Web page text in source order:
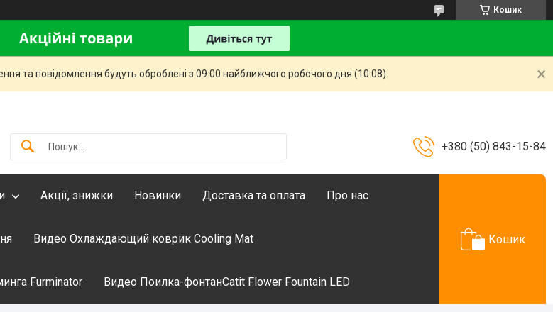
Кошик
та повідомлення будуть оброблені з 09:00 найближчого робочого дня (10.08).
+380 (50) 843-15-84
Акції, знижки Новинки Доставка та оплата Про нас
Видео Охлаждающий коврик Cooling Mat
Furminator Видео Поилка-фонтанCatit Flower Fountain LED
Кошик